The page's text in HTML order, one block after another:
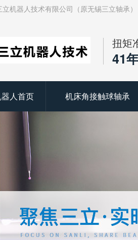
机器人技术有限公司（原无锡三立轴承
扭矩
41
人首页 机床角接触球轴承